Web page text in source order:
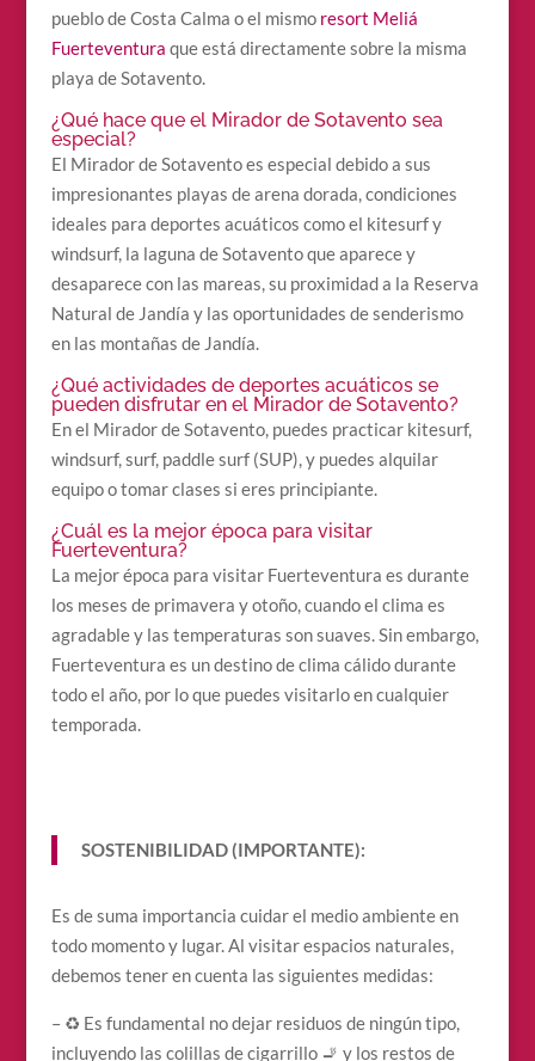
pueblo de Costa Calma o el mismo resort Meliá
Fuerteventura que está directamente sobre la misma
playa de Sotavento.
¿Qué hace que el Mirador de Sotavento sea
especial?
El Mirador de Sotavento es especial debido a sus
impresionantes playas de arena dorada, condiciones
ideales para deportes acuáticos como el kitesurf y
windsurf, la laguna de Sotavento que aparece y
desaparece con las mareas, su proximidad a la Reserva
Natural de Jandía y las oportunidades de senderismo
en las montañas de Jandía.
¿Qué actividades de deportes acuáticos se
pueden disfrutar en el Mirador de Sotavento?
En el Mirador de Sotavento, puedes practicar kitesurf,
windsurf, surf, paddle surf (SUP), y puedes alquilar
equipo o tomar clases si eres principiante.
¿Cuál es la mejor época para visitar
Fuerteventura?
La mejor época para visitar Fuerteventura es durante
los meses de primavera y otoño, cuando el clima es
agradable y las temperaturas son suaves. Sin embargo,
Fuerteventura es un destino de clima cálido durante
todo el año, por lo que puedes visitarlo en cualquier
temporada.
SOSTENIBILIDAD (IMPORTANTE):
Es de suma importancia cuidar el medio ambiente en
todo momento y lugar. Al visitar espacios naturales,
debemos tener en cuenta las siguientes medidas:
– ♻️ Es fundamental no dejar residuos de ningún tipo,
incluyendo las colillas de cigarrillo 🚬 y los restos de